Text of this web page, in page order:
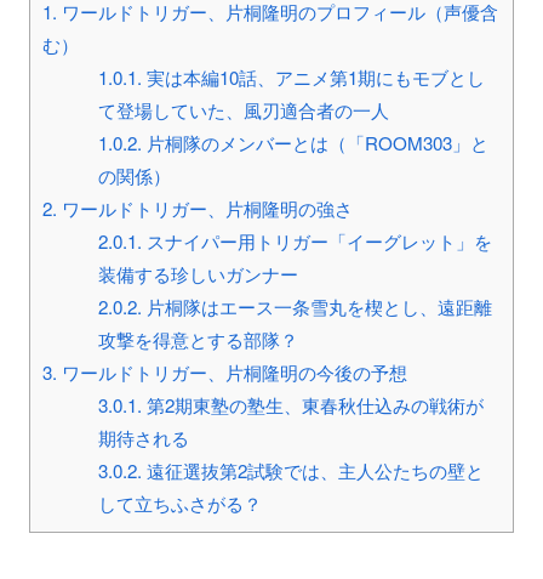
1. ワールドトリガー、片桐隆明のプロフィール（声優含
む）
1.0.1. 実は本編10話、アニメ第1期にもモブとし
て登場していた、風刃適合者の一人
1.0.2. 片桐隊のメンバーとは（「ROOM303」と
の関係）
2. ワールドトリガー、片桐隆明の強さ
2.0.1. スナイパー用トリガー「イーグレット」を
装備する珍しいガンナー
2.0.2. 片桐隊はエース一条雪丸を楔とし、遠距離
攻撃を得意とする部隊？
3. ワールドトリガー、片桐隆明の今後の予想
3.0.1. 第2期東塾の塾生、東春秋仕込みの戦術が
期待される
3.0.2. 遠征選抜第2試験では、主人公たちの壁と
して立ちふさがる？